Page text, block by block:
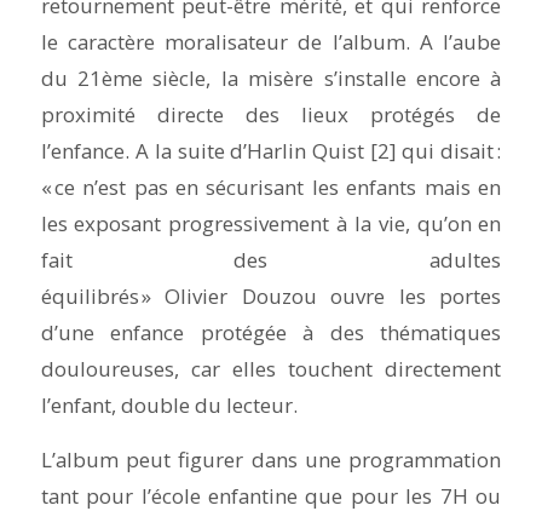
retournement peut-être mérité, et qui renforce
le caractère moralisateur de l’album. A l’aube
du 21ème siècle, la misère s’installe encore à
proximité directe des lieux protégés de
l’enfance. A la suite d’Harlin Quist [2] qui disait :
« ce n’est pas en sécurisant les enfants mais en
les exposant progressivement à la vie, qu’on en
fait des adultes
équilibrés » Olivier Douzou ouvre les portes
d’une enfance protégée à des thématiques
douloureuses, car elles touchent directement
l’enfant, double du lecteur.
L’album peut figurer dans une programmation
tant pour l’école enfantine que pour les 7H ou